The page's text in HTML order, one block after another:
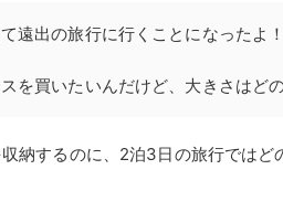
遠出の旅行に行くことになったよ！
を買いたいんだけど、大きさはど
納するのに、2泊3日の旅行ではど